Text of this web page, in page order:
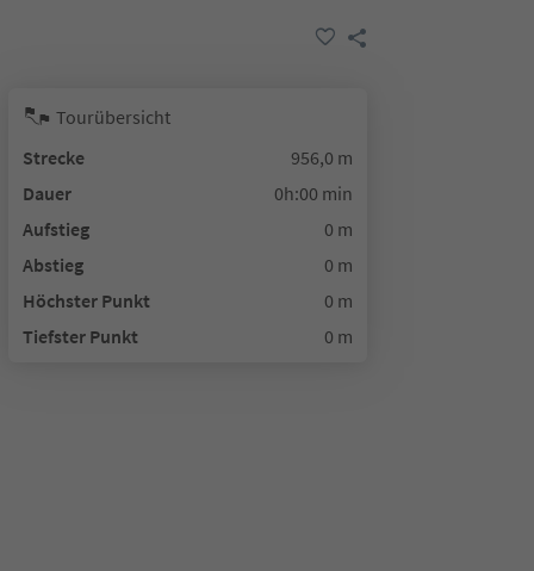
Tourübersicht
Strecke
956,0 m
Dauer
0h:00 min
Aufstieg
0 m
Abstieg
0 m
Höchster Punkt
0 m
Tiefster Punkt
0 m